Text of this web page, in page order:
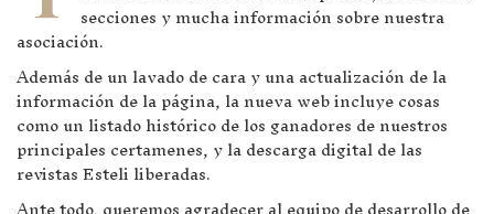
secciones y mucha información sobre nuestra
asociación.
Además de un lavado de cara y una actualización de la
información de la página, la nueva web incluye cosas
como un listado histórico de los ganadores de nuestros
principales certamenes, y la descarga digital de las
revistas Esteli liberadas.